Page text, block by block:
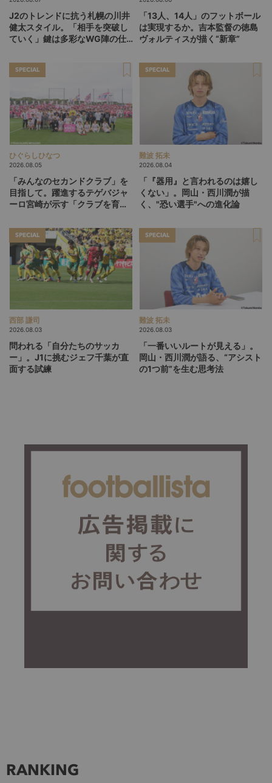
J2のトレンドに抗う札幌の川井
健太スタイル。「相手を突破し
ていく」鍵は多彩なWG陣の仕
「13人、14人」のフットボール
は実現するか。吉本監督の徳島
ヴォルティスが描く“新章”
SPECIAL
ひぐらしひなつ
2026.08.05
「みんなのセカンドクラブ」を
目指して。躍進するテゲバジャ
ーロ宮崎が示す「クラブを育て
SPECIAL
難波 拓未
2026.08.04
「『器用』と言われるのは嬉し
くない」。岡山・西川潤が描
く、"恐い選手"への進化論
SPECIAL
西部 謙司
2026.08.03
問われる「自分たちのサッカ
ー」。J1に挑むジェフ千葉が直
面する試練
SPECIAL
難波 拓未
2026.08.03
「一番いいルートが見える」。
岡山・西川潤が語る、“アシスト
の1つ前”を生む思考法
RANKING